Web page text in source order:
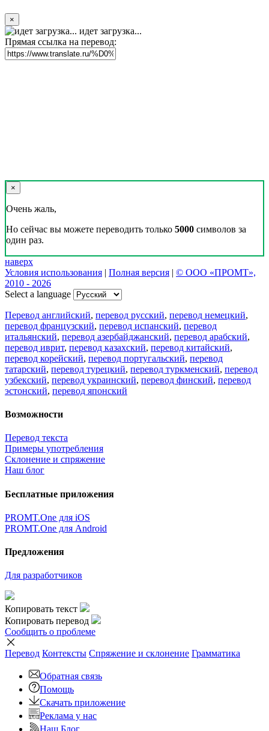
×
идет загрузка...
Прямая ссылка на перевод:
×
Очень жаль,
Но сейчас вы можете переводить только 5000 символов за
один раз.
наверх
Условия использования | Полная версия | © ООО «ПРОМТ»,
2010 - 2026
Select a language
Перевод английский, перевод русский, перевод немецкий,
перевод французский, перевод испанский, перевод
итальянский, перевод азербайджанский, перевод арабский,
перевод иврит, перевод казахский, перевод китайский,
перевод корейский, перевод португальский, перевод
татарский, перевод турецкий, перевод туркменский, перевод
узбекский, перевод украинский, перевод финский, перевод
эстонский, перевод японский
Возможности
Перевод текста
Примеры употребления
Склонение и спряжение
Наш блог
Бесплатные приложения
PROMT.One для iOS
PROMT.One для Android
Предложения
Для разработчиков
Копировать текст
Копировать перевод
Сообщить о проблеме
Перевод Контексты Спряжение и склонение Грамматика
Обратная связь
Помощь
Скачать приложение
Реклама у нас